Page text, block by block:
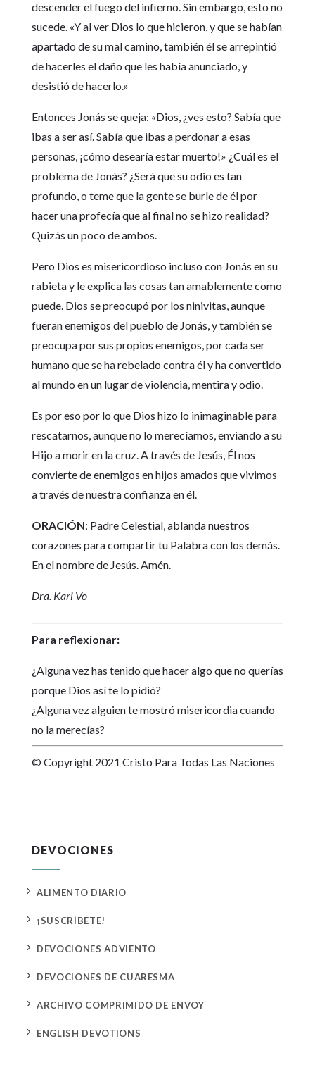
descender el fuego del infierno. Sin embargo, esto no
sucede. «Y al ver Dios lo que hicieron, y que se habían
apartado de su mal camino, también él se arrepintió
de hacerles el daño que les había anunciado, y
desistió de hacerlo.»
Entonces Jonás se queja: «Dios, ¿ves esto? Sabía que
ibas a ser así. Sabía que ibas a perdonar a esas
personas, ¡cómo desearía estar muerto!» ¿Cuál es el
problema de Jonás? ¿Será que su odio es tan
profundo, o teme que la gente se burle de él por
hacer una profecía que al final no se hizo realidad?
Quizás un poco de ambos.
Pero Dios es misericordioso incluso con Jonás en su
rabieta y le explica las cosas tan amablemente como
puede. Dios se preocupó por los ninivitas, aunque
fueran enemigos del pueblo de Jonás, y también se
preocupa por sus propios enemigos, por cada ser
humano que se ha rebelado contra él y ha convertido
al mundo en un lugar de violencia, mentira y odio.
Es por eso por lo que Dios hizo lo inimaginable para
rescatarnos, aunque no lo merecíamos, enviando a su
Hijo a morir en la cruz. A través de Jesús, Él nos
convierte de enemigos en hijos amados que vivimos
a través de nuestra confianza en él.
ORACIÓN: Padre Celestial, ablanda nuestros
corazones para compartir tu Palabra con los demás.
En el nombre de Jesús. Amén.
Dra. Kari Vo
Para reflexionar:
¿Alguna vez has tenido que hacer algo que no querías
porque Dios así te lo pidió?
¿Alguna vez alguien te mostró misericordia cuando
no la merecías?
© Copyright 2021 Cristo Para Todas Las Naciones
DEVOCIONES
5 ALIMENTO DIARIO
5 ¡SUSCRÍBETE!
5 DEVOCIONES ADVIENTO
5 DEVOCIONES DE CUARESMA
5 ARCHIVO COMPRIMIDO DE ENVOY
5 ENGLISH DEVOTIONS